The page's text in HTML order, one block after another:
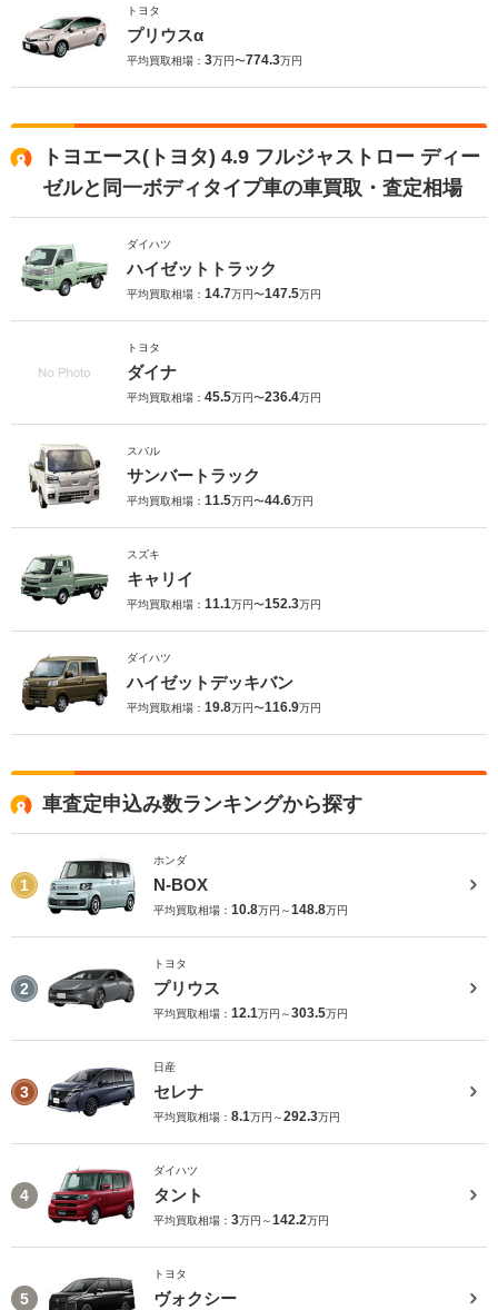
トヨタ
プリウスα
平均買取相場： 3万円〜774.3万円
トヨエース(トヨタ) 4.9 フルジャストロー ディー
ゼルと同一ボディタイプ車の車買取・査定相場
ダイハツ
ハイゼットトラック
平均買取相場： 14.7万円〜147.5万円
トヨタ
ダイナ
平均買取相場： 45.5万円〜236.4万円
スバル
サンバートラック
平均買取相場： 11.5万円〜44.6万円
スズキ
キャリイ
平均買取相場： 11.1万円〜152.3万円
ダイハツ
ハイゼットデッキバン
平均買取相場： 19.8万円〜116.9万円
車査定申込み数ランキングから探す
1
ホンダ
N-BOX
平均買取相場： 10.8万円～148.8万円
2
トヨタ
プリウス
平均買取相場： 12.1万円～303.5万円
3
日産
セレナ
平均買取相場： 8.1万円～292.3万円
4
ダイハツ
タント
平均買取相場： 3万円～142.2万円
5
トヨタ
ヴォクシー